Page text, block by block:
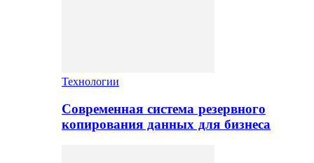
Технологии
Современная система резервного
копирования данных для бизнеса